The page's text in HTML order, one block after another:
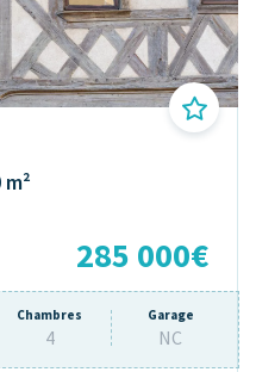
285 000€
Chambres
4
Garage
NC